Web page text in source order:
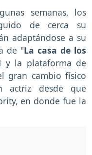
semanas, los
de cerca su
adaptándose a su
de "La casa de los
y la plataforma de
gran cambio físico
actriz desde que
en donde fue la